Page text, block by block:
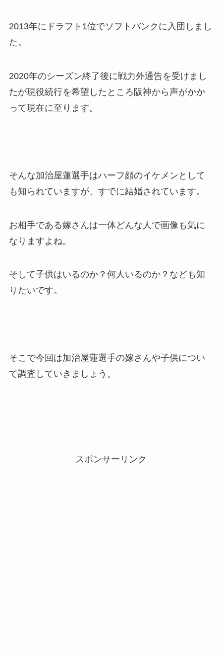
2013年にドラフト1位でソフトバンクに入団しまし
た。
2020年のシーズン終了後に戦力外通告を受けまし
たが現役続行を希望したところ阪神から声がかか
って現在に至ります。
そんな加治屋蓮選手はハーフ顔のイケメンとして
も知られていますが、すでに結婚されています。
お相手である嫁さんは一体どんな人で画像も気に
なりますよね。
そして子供はいるのか？何人いるのか？なども知
りたいです。
そこで今回は加治屋蓮選手の嫁さんや子供につい
て調査していきましょう。
スポンサーリンク